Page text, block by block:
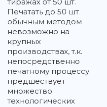
Печатать до 50 шт
обычным методом
невозможно на
крупных
производствах, т.к.
непосредственно
печатному процессу
предшествует
множество
технологических